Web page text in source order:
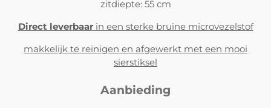
zitdiepte: 55 cm
Direct leverbaarin een sterke bruine microvezelstof
makkelijk te reinigen en afgewerkt met een mooi
sierstiksel
Aanbieding